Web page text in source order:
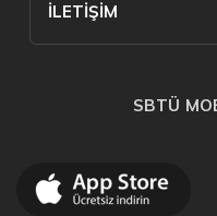
İLETİŞİM
SBTÜ